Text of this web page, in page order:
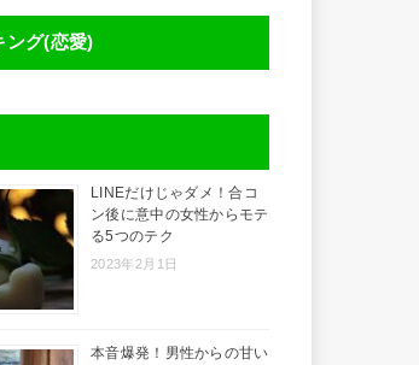
ング(恋愛)
LINEだけじゃダメ！合コ
ン後に意中の女性からモテ
る5つのテク
2023年2月1日
本音爆発！男性からの甘い